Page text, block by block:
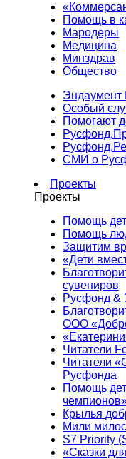
Помощь в
Мародеры
Медицина
Минздрав
Общество
Эндаумент
Особый
Помогают
СМИ о
Проекты
Проекты
Помощь
Помощь
Защитим
«Дети
сувениров
Русфонд &
ООО
Читатели
Читатели
Русфонда
Помощь
Крылья
Мили
S7 Priority
«Сказки